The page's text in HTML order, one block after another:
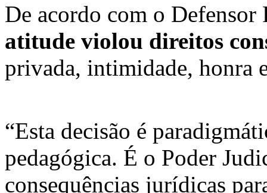
De acordo com o Defensor
atitude violou direitos
privada, intimidade, honra
“Esta decisão é
pedagógica. É o Poder
consequências jurídicas